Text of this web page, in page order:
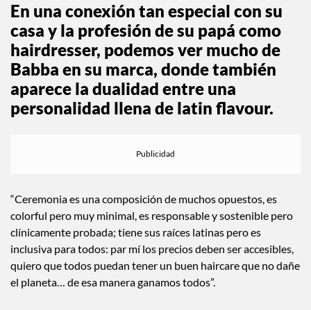
En una conexión tan especial con su
casa y la profesión de su papá como
hairdresser, podemos ver mucho de
Babba en su marca, donde también
aparece la dualidad entre una
personalidad llena de latin flavour.
“Ceremonia es una composición de muchos opuestos, es
colorful pero muy minimal, es responsable y sostenible pero
clínicamente probada; tiene sus raíces latinas pero es
inclusiva para todos: par mí los precios deben ser accesibles,
quiero que todos puedan tener un buen haircare que no dañe
el planeta… de esa manera ganamos todos”.